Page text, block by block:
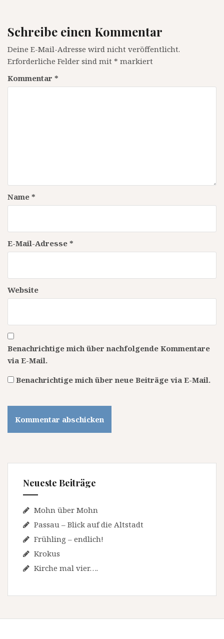
Schreibe einen Kommentar
Deine E-Mail-Adresse wird nicht veröffentlicht.
Erforderliche Felder sind mit * markiert
Kommentar *
Name *
E-Mail-Adresse *
Website
Benachrichtige mich über nachfolgende Kommentare
via E-Mail.
Benachrichtige mich über neue Beiträge via E-Mail.
Neueste Beiträge
Mohn über Mohn
Passau – Blick auf die Altstadt
Frühling – endlich!
Krokus
Kirche mal vier….